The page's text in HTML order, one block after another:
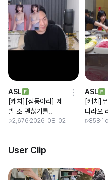
ASL
[캐치][점동아리] 제
발 조 괜찮기를..
2,676 2026-08-02
ASL
[캐치]
디라오
윤수
858 1
User Clip